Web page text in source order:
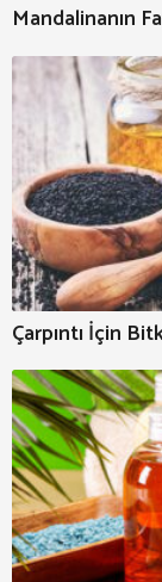
Mandalinanın
Çarpıntı İçin